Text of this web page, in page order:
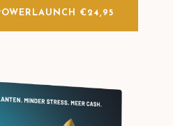
€24,95